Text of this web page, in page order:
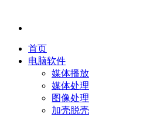
首页
电脑软件
媒体播放
媒体处理
图像处理
加壳脱壳